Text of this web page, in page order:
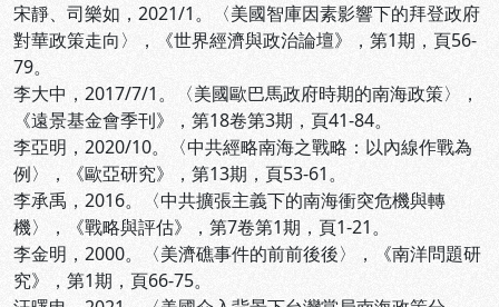
宋靜、司樂如，2021/1。〈美國智庫因素影響下的拜登政府
對華政策走向〉，《世界經濟與政治論壇》，第1期，頁56-
79。
李大中，2017/7/1。〈美國歐巴馬政府時期的南海政策〉，
《遠景基金會季刊》，第18卷第3期，頁41-84。
李亞明，2020/10。〈中共經略南海之戰略：以內線作戰為
例〉，《歐亞研究》，第13期，頁53-61。
李承禹，2016。〈中共擴張主義下的南海衝突危機與轉
機〉，《戰略與評估》，第7卷第1期，頁1-21。
李金明，2000。〈美濟礁事件的前前後後〉，《南洋問題研
究》，第1期，頁66-75。